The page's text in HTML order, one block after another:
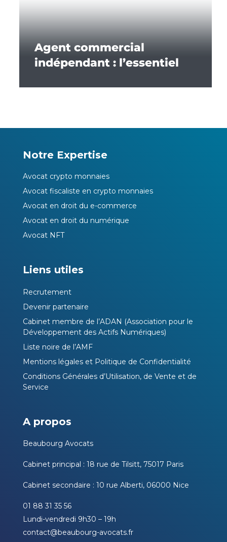
Agent commercial
indépendant : l’essentiel
Notre Expertise
Avocat crypto monnaies
Avocat fiscaliste en crypto monnaies
Avocat en droit du e-commerce
Avocat en droit du numérique
Avocat NFT
Liens utiles
Recrutement
Devenir partenaire
Cabinet membre de l’ADAN (Association pour le
Développement des Actifs Numériques)
Liste noire de l’AMF
Mentions légales et Politique de Confidentialité
Conditions Générales d’Utilisation, de Vente et de
Service
A propos
Beaubourg Avocats
Cabinet principal : 18 rue de Tilsitt, 75017 Paris
Cabinet secondaire : 10 rue Alberti, 06000 Nice
01 88 31 35 56
Lundi-vendredi 9h30 – 19h
contact@beaubourg-avocats.fr